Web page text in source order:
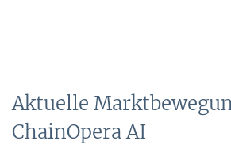
Aktuelle
ChainOpera AI